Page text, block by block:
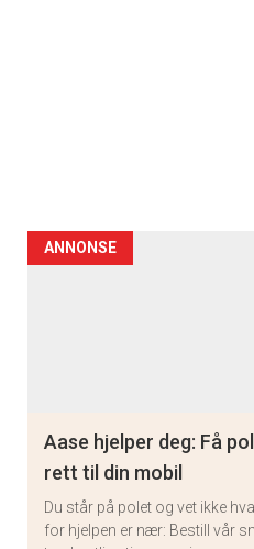
ANNONSE
Aase hjelper deg: Få
rett til din mobil
Du står på polet og vet ikke
for hjelpen er nær: Bestill vår